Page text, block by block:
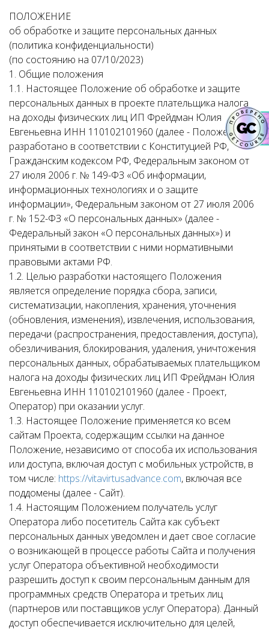
ПОЛОЖЕНИЕ
об обработке и защите персональных данных
(политика конфиденциальности)
(по состоянию на 07/10/2023)
1. Общие положения
1.1. Настоящее Положение об обработке и защите
персональных данных в проекте плательщика налога
на доходы физических лиц ИП Фрейдман Юлия
Евгеньевна ИНН 110102101960 (далее - Положение)
разработано в соответствии с Конституцией РФ,
Гражданским кодексом РФ, Федеральным законом от
27 июля 2006 г. № 149-ФЗ «Об информации,
информационных технологиях и о защите
информации», Федеральным законом от 27 июля 2006
г. № 152-ФЗ «О персональных данных» (далее -
Федеральный закон «О персональных данных») и
принятыми в соответствии с ними нормативными
правовыми актами РФ.
1.2. Целью разработки настоящего Положения
является определение порядка сбора, записи,
систематизации, накопления, хранения, уточнения
(обновления, изменения), извлечения, использования,
передачи (распространения, предоставления, доступа),
обезличивания, блокирования, удаления, уничтожения
персональных данных, обрабатываемых плательщиком
налога на доходы физических лиц ИП Фрейдман Юлия
Евгеньевна ИНН 110102101960 (далее - Проект,
Оператор) при оказании услуг.
1.3. Настоящее Положение применяется ко всем
сайтам Проекта, содержащим ссылки на данное
Положение, независимо от способа их использования
или доступа, включая доступ с мобильных устройств, в
том числе: https://vitavirtusadvance.com, включая все
поддомены (далее - Сайт).
1.4. Настоящим Положением получатель услуг
Оператора либо посетитель Сайта как субъект
персональных данных уведомлен и дает свое согласие
о возникающей в процессе работы Сайта и получения
услуг Оператора объективной необходимости
разрешить доступ к своим персональным данным для
программных средств Оператора и третьих лиц
(партнеров или поставщиков услуг Оператора). Данный
доступ обеспечивается исключительно для целей,